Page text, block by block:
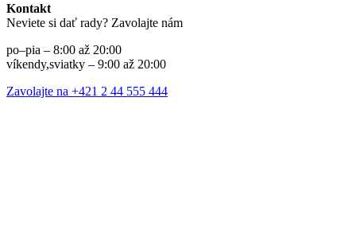
Kontakt
Neviete si dať rady? Zavolajte nám
po–pia – 8:00 až 20:00
víkendy,sviatky – 9:00 až 20:00
Zavolajte na +421 2 44 555 444